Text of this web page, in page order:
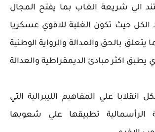
الي شريعة الغاب بما يفتح المجال
حيث تكون الغلبة للاقوي عسكريا
يتعلق بالحق والعدالة والرواية الوطنية
يطبق اكثر مبادئ الديمقراطية والعدالة
انقلابا علي المفاهيم الليبرالية التي
الرأسمالية تطبيقها علي شعوبها